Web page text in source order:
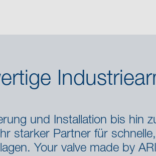
und Installation bis hin
starker Partner für
Your valve made by ARI